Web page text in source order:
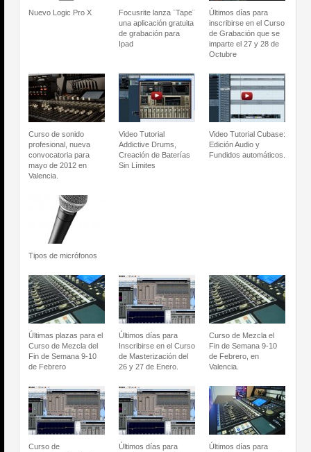
Nuevo Logic Pro X
Focusrite lanza ¨Tape¨
una aplicación gratuita
de grabación para
Ipad
Últimos días para
inscribirse en el Curso
de Grabación que se
imparte el 27 y 28 de
Octubre
Curso de sonido
profesional, nueva
convocatoria para
mayo de 2012 en
Valencia.
Video Tutorial
Addictive Drums,
Creación de Baterías
Sin Límites
Video Tutorial Cubase:
Edición Audio y
Fundidos automáticos.
Tipos de micrófonos
Últimas plazas para el
Curso de Mezcla del
Fin de Semana 9-10
de Febrero
Últimos días para
Inscribirse en el Curso
de Masterización del
26 y 27 de Enero.
Curso de Mezcla el
Fin de Semana 9-10
de Febrero, en
Valencia.
Curso de
Últimos días para
Últimos días para